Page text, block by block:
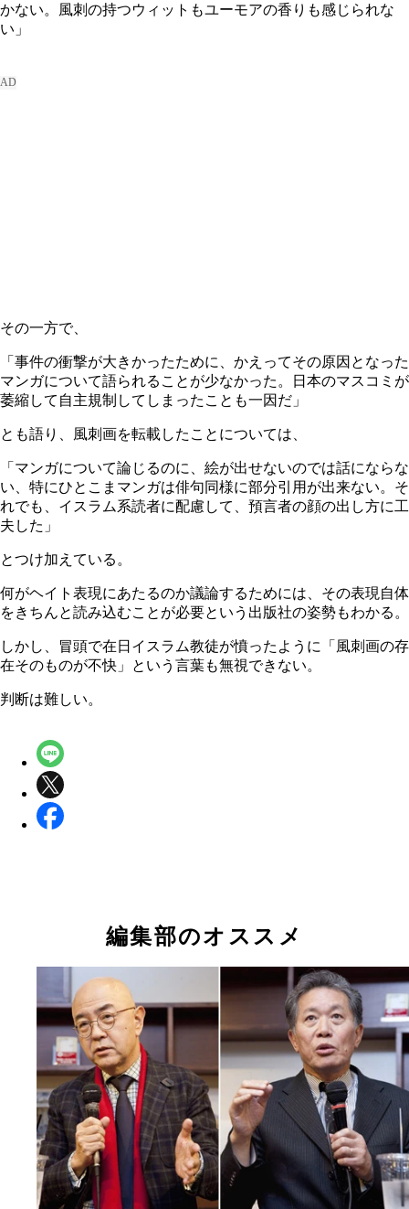
かない。風刺の持つウィットもユーモアの香りも感じられな
い」
その一方で、
「事件の衝撃が大きかったために、かえってその原因となった
マンガについて語られることが少なかった。日本のマスコミが
萎縮して自主規制してしまったことも一因だ」
とも語り、風刺画を転載したことについては、
「マンガについて論じるのに、絵が出せないのでは話にならな
い、特にひとこまマンガは俳句同様に部分引用が出来ない。そ
れでも、イスラム系読者に配慮して、預言者の顔の出し方に工
夫した」
とつけ加えている。
何がヘイト表現にあたるのか議論するためには、その表現自体
をきちんと読み込むことが必要という出版社の姿勢もわかる。
しかし、冒頭で在日イスラム教徒が憤ったように「風刺画の存
在そのものが不快」という言葉も無視できない。
判断は難しい。
編集部のオススメ